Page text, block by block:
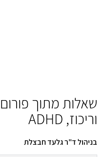
שאלות מתוך
וריכוז, ADHD
בניהול ד"ר גלעד חבצלת